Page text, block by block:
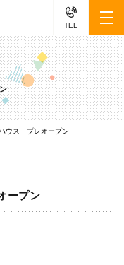
TEL
ハウス プレオープン
ープン